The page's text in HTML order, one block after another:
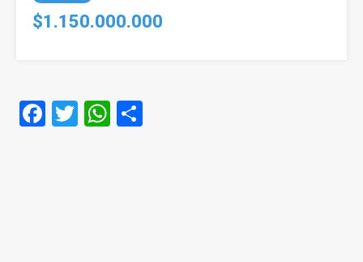
$1.150.000.000
FacebookTwitter WhatsApp